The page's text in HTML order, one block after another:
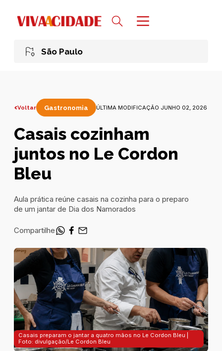
São Paulo
Voltar Gastronomia ÚLTIMA MODIFICAÇÃO JUNHO 02, 2026
Casais cozinham
juntos no Le Cordon
Bleu
Aula prática reúne casais na cozinha para o preparo
de um jantar de Dia dos Namorados
Compartilhe
Casais preparam o jantar a quatro mãos no Le Cordon Bleu |
Foto: divulgação/Le Cordon Bleu